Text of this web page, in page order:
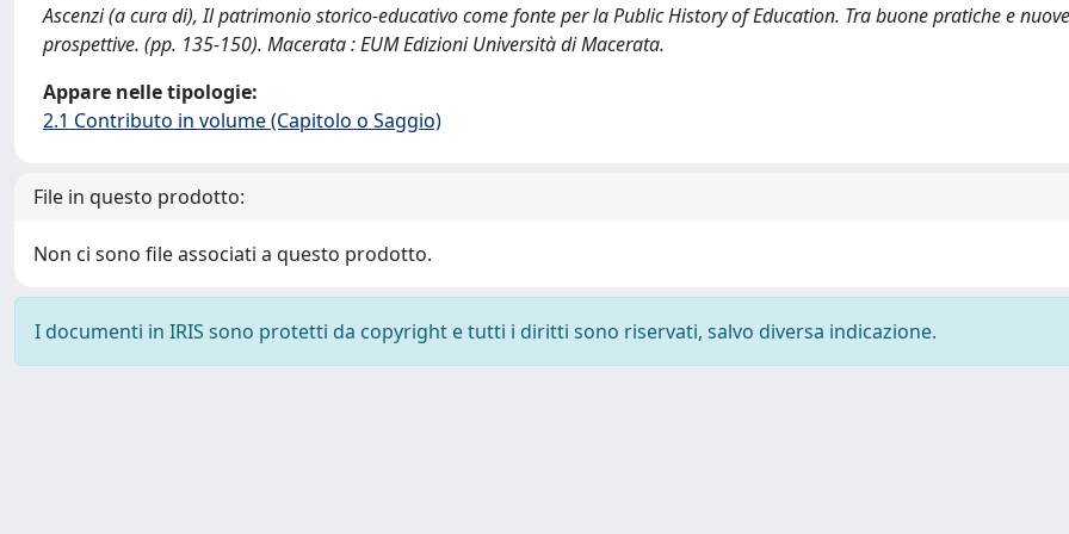
Ascenzi (a cura di), Il patrimonio storico-educativo come fonte per la Public History of Education. Tra buone pratiche e nuove
prospettive. (pp. 135-150). Macerata : EUM Edizioni Università di Macerata.
Appare nelle tipologie:
2.1 Contributo in volume (Capitolo o Saggio)
File in questo prodotto:
Non ci sono file associati a questo prodotto.
I documenti in IRIS sono protetti da copyright e tutti i diritti sono riservati, salvo diversa indicazione.